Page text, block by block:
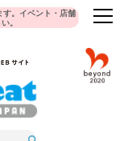
す。イベント・店舗
。